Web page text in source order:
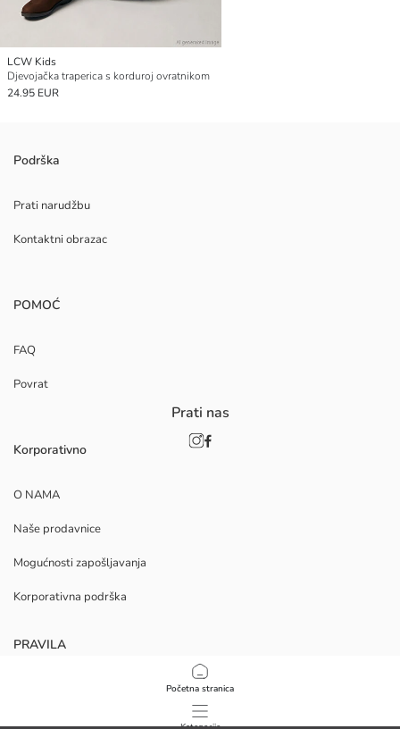
Početna stranica
LCW Kids
Djevojačka traperica s korduroj ovratnikom
24.95 EUR
Podrška
Prati narudžbu
Kontaktni obrazac
POMOĆ
FAQ
Povrat
Korporativno
O NAMA
Naše prodavnice
Mogućnosti zapošljavanja
Korporativna podrška
PRAVILA
Politika privatnosti i sigurnosti podataka
Uvjeti korištenja
Prati nas